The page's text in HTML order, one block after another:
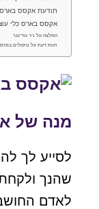
תודעת אקסס בארס
אקסס בארס כלי
המלצה על ניר גודינגר
חוות דעת על טיפולים
מנה של
לסייע לך
שהנך
לאדם